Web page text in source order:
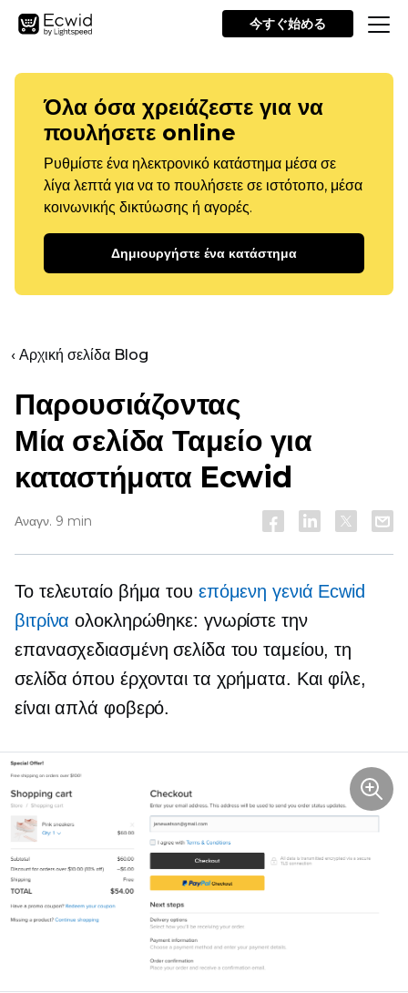
今すぐ始める
Όλα όσα χρειάζεστε για να
πουλήσετε online
Ρυθμίστε ένα ηλεκτρονικό κατάστημα μέσα σε
λίγα λεπτά για να το πουλήσετε σε ιστότοπο, μέσα
κοινωνικής δικτύωσης ή αγορές.
Δημιουργήστε ένα κατάστημα
‹ Αρχική σελίδα Blog
Παρουσιάζοντας
Μία σελίδα Ταμείο για
καταστήματα Ecwid
Αναγν. 9 min
Το τελευταίο βήμα του επόμενη γενιά Ecwid
βιτρίνα ολοκληρώθηκε: γνωρίστε την
επανασχεδιασμένη σελίδα του ταμείου, τη
σελίδα όπου έρχονται τα χρήματα. Και φίλε,
είναι απλά φοβερό.